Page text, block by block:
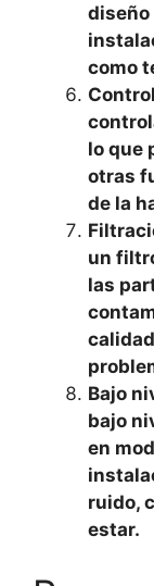
diseño
como
lo que
otras
de la
un
las
Bajo
bajo
en
ruido,
estar.